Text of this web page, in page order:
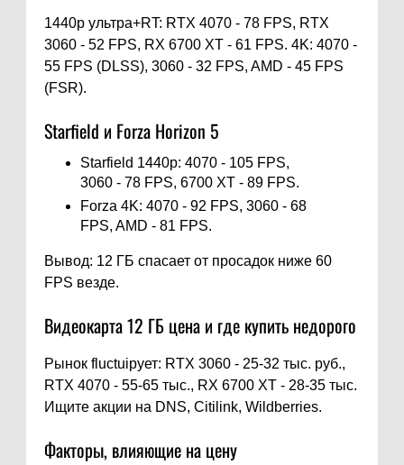
1440p ультра+RT: RTX 4070 - 78 FPS, RTX
3060 - 52 FPS, RX 6700 XT - 61 FPS. 4K: 4070 -
55 FPS (DLSS), 3060 - 32 FPS, AMD - 45 FPS
(FSR).
Starfield и Forza Horizon 5
Starfield 1440p: 4070 - 105 FPS,
3060 - 78 FPS, 6700 XT - 89 FPS.
Forza 4K: 4070 - 92 FPS, 3060 - 68
FPS, AMD - 81 FPS.
Вывод: 12 ГБ спасает от просадок ниже 60
FPS везде.
Видеокарта 12 ГБ цена и где купить недорого
Рынок fluctuiрует: RTX 3060 - 25-32 тыс. руб.,
RTX 4070 - 55-65 тыс., RX 6700 XT - 28-35 тыс.
Ищите акции на DNS, Citilink, Wildberries.
Факторы, влияющие на цену